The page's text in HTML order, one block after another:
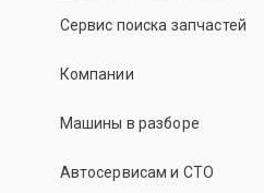
Сервис поиска запчастей
Компании
Машины в разборе
Автосервисам и СТО